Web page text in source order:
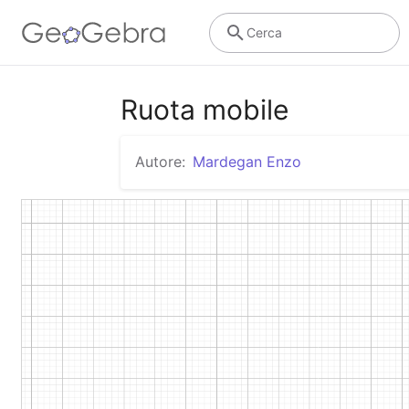
Cerca
Ruota mobile
Autore: Mardegan Enzo